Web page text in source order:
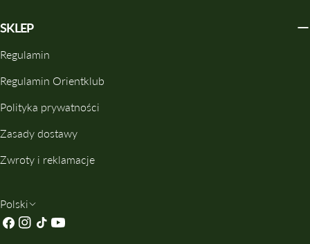
SKLEP
Regulamin
Regulamin Orientklub
Polityka prywatności
Zasady dostawy
Zwroty i reklamacje
J
Ę
Polski
Facebook
Instagrama
TIK Youtube